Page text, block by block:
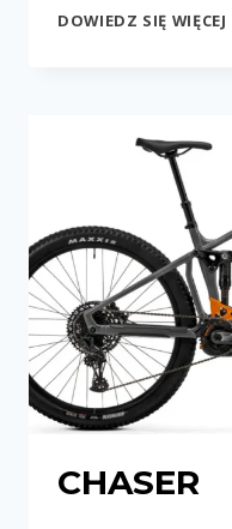
DOWIEDZ SIĘ WIĘCEJ
CHASER